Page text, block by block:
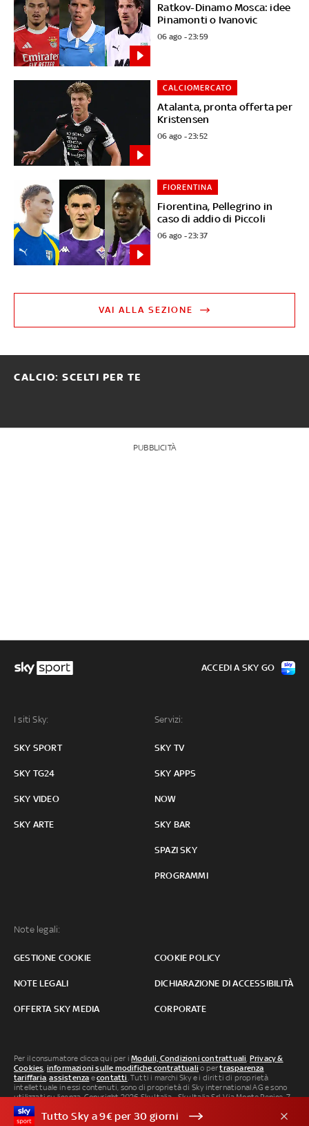
Ratkov-Dinamo Mosca: idee
Pinamonti o Ivanovic
06 ago - 23:59
Atalanta, pronta offerta per
Kristensen
CALCIOMERCATO
06 ago - 23:52
Fiorentina, Pellegrino in
caso di addio di Piccoli
FIORENTINA
06 ago - 23:37
VAI ALLA SEZIONE
CALCIO: SCELTI PER TE
PUBBLICITÀ
I siti Sky:
SKY SPORT
SKY TG24
SKY VIDEO
SKY ARTE
Servizi:
SKY TV
SKY APPS
NOW
SKY BAR
SPAZI SKY
PROGRAMMI
Note legali:
GESTIONE COOKIE COOKIE POLICY
NOTE LEGALI DICHIARAZIONE DI ACCESSIBILITÀ
OFFERTA SKY MEDIA CORPORATE
ACCEDI A SKY GO
Per il consumatore clicca qui per iModuli, Condizioni contrattuali Privacy &
Cookies informazioni sulle modifiche contrattuali o pertrasparenza
tariffaria ,assistenza econtatti . Tutti i marchi Sky e i diritti di proprietà
intellettuale in essi contenuti, sono di proprietà di Sky international AG e sono
utilizzati su licenza. Copyright 2026 Sky Italia - Sky Italia Srl Via Monte Penice, 7 -
20138 Milano P.IVA 04619241005. SkyTG24: ISSN 3035-1537 e SkySport: ISSN
3035-1545.Segnalazione Abusi
Tutto Sky a 9€ per 30 giorni